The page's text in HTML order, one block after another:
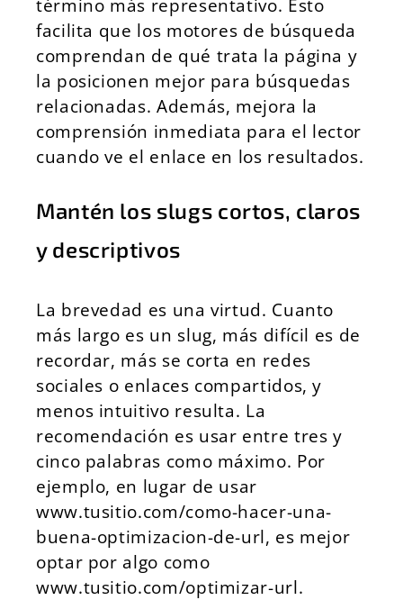
término más representativo. Esto
facilita que los motores de búsqueda
comprendan de qué trata la página y
la posicionen mejor para búsquedas
relacionadas. Además, mejora la
comprensión inmediata para el lector
cuando ve el enlace en los resultados.
Mantén los slugs cortos, claros
y descriptivos
La brevedad es una virtud. Cuanto
más largo es un slug, más difícil es de
recordar, más se corta en redes
sociales o enlaces compartidos, y
menos intuitivo resulta. La
recomendación es usar entre tres y
cinco palabras como máximo. Por
ejemplo, en lugar de usar
www.tusitio.com/como-hacer-una-
buena-optimizacion-de-url, es mejor
optar por algo como
www.tusitio.com/optimizar-url.